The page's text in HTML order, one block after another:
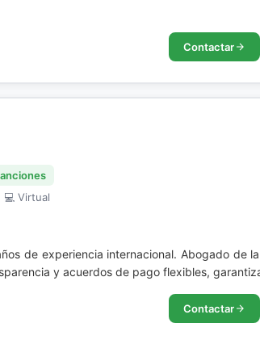
Contactar
💻 Virtual
de experiencia internacional. Abogado de
y acuerdos de pago flexibles,
Contactar